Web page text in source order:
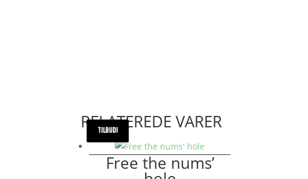
RELATEREDE VARER
TILBUD!
Free the nums’
TILBUD!
TILBUD!
TILBUD!